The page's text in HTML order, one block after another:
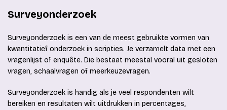
Surveyonderzoek
Surveyonderzoek is een van de meest gebruikte vormen van
kwantitatief onderzoek in scripties. Je verzamelt data met een
vragenlijst of enquête. Die bestaat meestal vooral uit gesloten
vragen, schaalvragen of meerkeuzevragen.
Surveyonderzoek is handig als je veel respondenten wilt
bereiken en resultaten wilt uitdrukken in percentages,